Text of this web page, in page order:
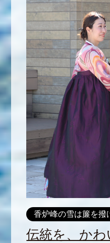
香炉峰の雪は簾を撥
伝統を、かわ